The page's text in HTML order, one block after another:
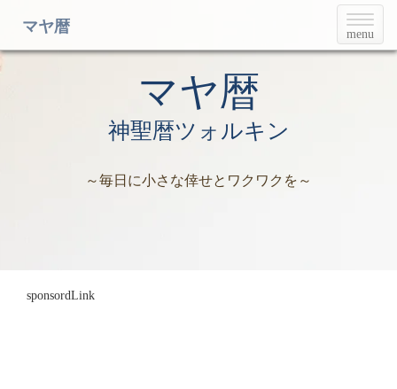
T
o
g
menu
マヤ暦
マヤ暦
神聖暦ツォルキン
～毎日に小さな倖せとワクワクを～
sponsordLink